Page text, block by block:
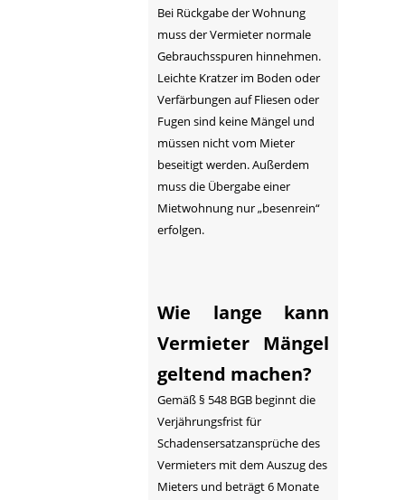
Bei Rückgabe der Wohnung
muss der Vermieter normale
Gebrauchsspuren hinnehmen.
Leichte Kratzer im Boden oder
Verfärbungen auf Fliesen oder
Fugen sind keine Mängel und
müssen nicht vom Mieter
beseitigt werden. Außerdem
muss die Übergabe einer
Mietwohnung nur „besenrein“
erfolgen.
Wie lange kann
Vermieter Mängel
geltend machen?
Gemäß § 548 BGB beginnt die
Verjährungsfrist für
Schadensersatzansprüche des
Vermieters mit dem Auszug des
Mieters und beträgt 6 Monate